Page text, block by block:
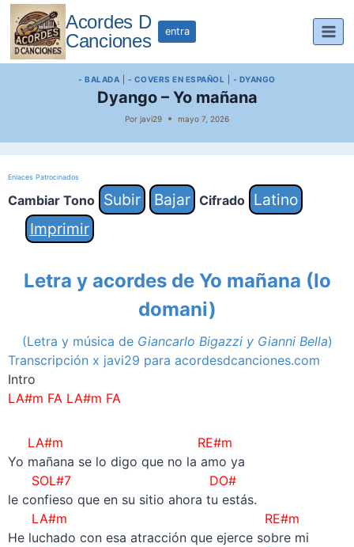
Saltar
contenido
Acordes D
Canciones
entra
- BALADA - COVERS EN ESPAÑOL - DYANGO
Dyango – Yo mañana
Por javi29 mayo 7, 2026
Enlaces Patrocinados
Cambiar Tono Subir Bajar Cifrado
Latino
Imprimir
Letra y acordes de Yo mañana (Io
domani)
(Letra y música de Giancarlo Bigazzi y Gianni Bella)
Transcripción x javi29 para acordesdcanciones.com
Intro
LA#m FA LA#m FA
LA#m RE#m
Yo mañana se lo digo que no la amo ya
SOL#7 DO#
le confieso que en su sitio ahora tu estás.
LA#m RE#m
He luchado con esa atracción que ejerce sobre mi